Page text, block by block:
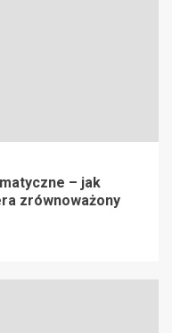
– jak
zrównoważony